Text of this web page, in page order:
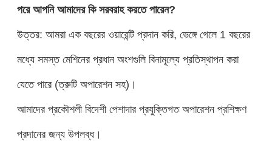
পরে আপনি আমাদের কি সরবরাহ করতে পারেন?
উত্তর: আমরা এক বছরের ওয়ারেন্টি প্রদান করি, ভেঙ্গে গেলে 1 বছরের
মধ্যে সমস্ত মেশিনের প্রধান অংশগুলি বিনামূল্যে প্রতিস্থাপন করা
যেতে পারে (ত্রুটি অপারেশন সহ)।
আমাদের প্রকৌশলী বিদেশী পেশাদার প্রযুক্তিগত অপারেশন প্রশিক্ষণ
প্রদানের জন্য উপলব্ধ।